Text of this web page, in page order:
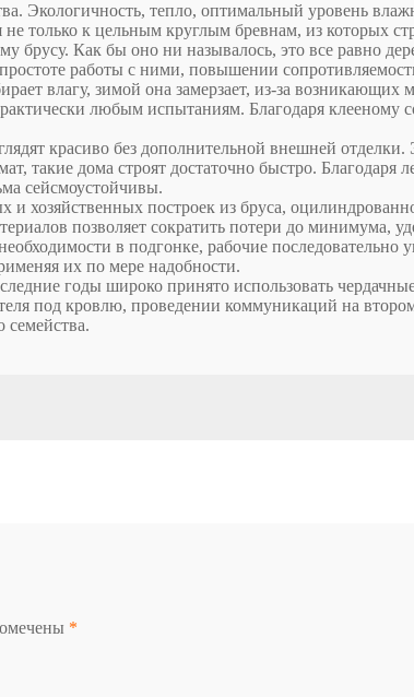
Экологичность, тепло, оптимальный уровень
не только к цельным круглым бревнам, из которых
брусу. Как бы оно ни называлось, это все равно
работы с ними, повышении
влагу, зимой она замерзает, из-за возникающих
любым испытаниям. Благодаря клееному
красиво без дополнительной внешней
дома строят достаточно быстро. Благодаря
сейсмоустойчивы.
построек из бруса,
позволяет сократить потери до минимума,
в подгонке, рабочие
их по мере надобности.
годы широко принято использовать
под кровлю, проведении коммуникаций на
семейства.
*